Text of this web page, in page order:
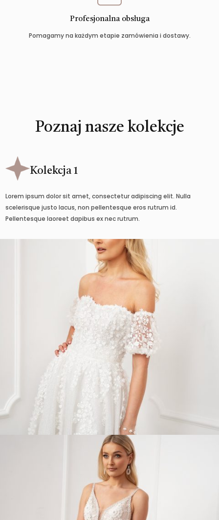
Profesjonalna obsługa
Pomagamy na każdym etapie zamówienia i dostawy.
Poznaj nasze kolekcje
Kolekcja 1
Lorem ipsum dolor sit amet, consectetur adipiscing elit. Nulla
scelerisque justo lacus, non pellentesque eros rutrum id.
Pellentesque laoreet dapibus ex nec rutrum.